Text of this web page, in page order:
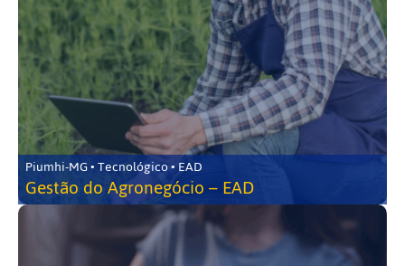
Piumhi-MG • Tecnológico • EAD
Gestão do Agronegócio – EAD